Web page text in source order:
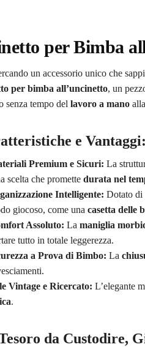
per Bimba
un accessorio unico che
per bimba all’uncinetto, un
senza tempo del lavoro a mano
e
Premium e Sicuri: La
scelta che promette durata nel
Intelligente: Dotato di
giocoso, come una casetta delle
Assoluto: La maniglia
tutto in totale leggerezza.
a Prova di Bimbo: La
Vintage e Ricercato: L’elegante
.
da Custodire,